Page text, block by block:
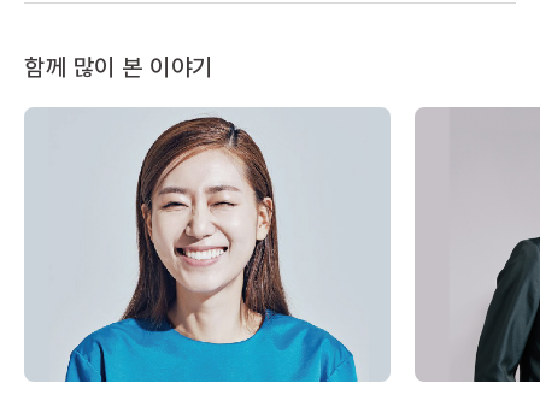
함께 많이 본 이야기